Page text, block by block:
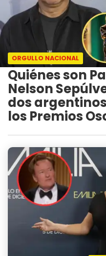
ORGULLO NACIONAL
Quiénes son
Nelson
dos
los Premios